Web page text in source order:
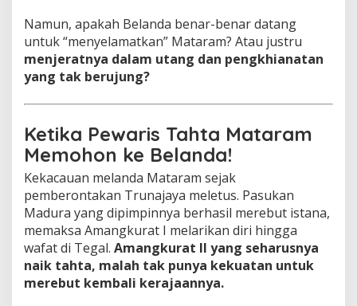
g
k
u
r
a
I
G
a
d
a
i
k
a
n
K
e
r
Namun, apakah Belanda benar-benar datang
untuk “menyelamatkan” Mataram? Atau justru
menjeratnya dalam utang dan pengkhianatan
yang tak berujung?
Ketika Pewaris Tahta Mataram
Memohon ke Belanda!
Kekacauan melanda Mataram sejak
pemberontakan Trunajaya meletus. Pasukan
Madura yang dipimpinnya berhasil merebut istana,
memaksa Amangkurat I melarikan diri hingga
wafat di Tegal. Amangkurat II yang seharusnya
naik tahta, malah tak punya kekuatan untuk
merebut kembali kerajaannya.